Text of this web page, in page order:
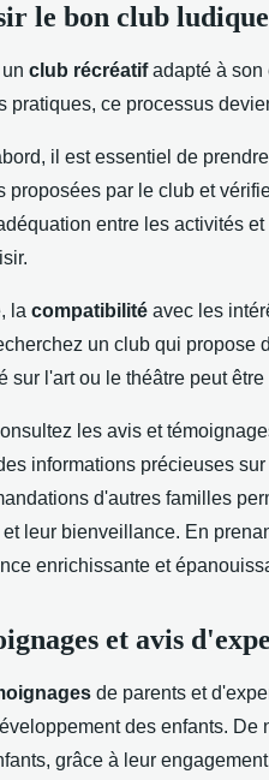
le bon club
club récréatifadapté à son
pratiques, ce processus
il est essentiel de
proposées par le club et
entre les activités
la compatibilité avec les
un club qui propose
sur l'art ou le théâtre peut
les avis et
informations précieuses
d'autres familles
leur bienveillance. En
enrichissante et
et avis
de parents et
des enfants. De
grâce à leur